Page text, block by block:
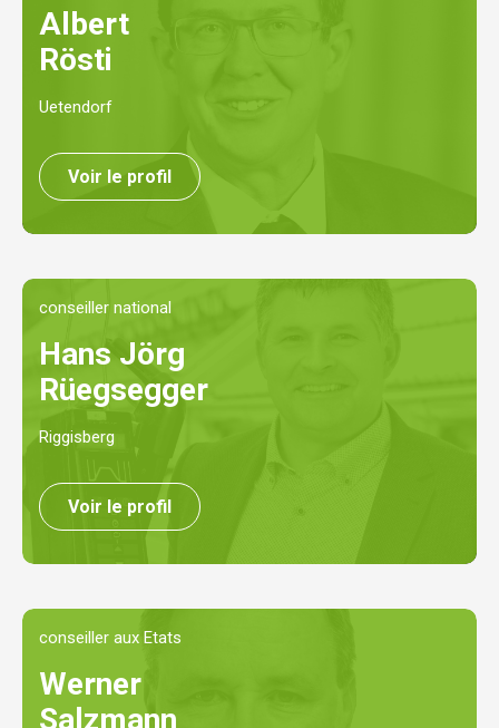
Albert
Rösti
Uetendorf
Voir le profil
conseiller national
Hans Jörg
Rüegsegger
Riggisberg
Voir le profil
conseiller aux Etats
Werner
Salzmann